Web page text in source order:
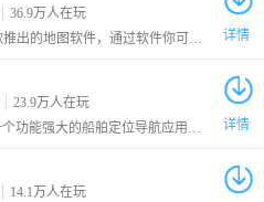
36.9万人在玩
google maps是一款由谷歌推出的地图软件，通过软件你可以了解到自己所在的位置以及周边的环境和设施，无论你是要在家出行还是外出旅游，都可以通过软件进行导航，提供多种路线可以选择。
详情
23.9万人在玩
长江北斗航道图APP是一个功能强大的船舶定位导航应用系统，为广大船舶从业者和航运公司提供可信赖、实时、稳定的服务。借助先进的北斗卫星技术，这款应用能够监控全球沿海地区的船舶
详情
14.1万人在玩